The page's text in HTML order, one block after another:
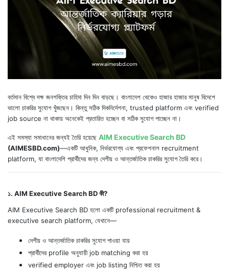
বর্তমান বিশ্বে দক্ষ জনশক্তির চাহিদা দিন দিন বাড়ছে। বাংলাদেশ থেকেও হাজার হাজার মানুষ বিদেশে
ভালো চাকরির সুযোগ খুঁজছেন। কিন্তু সঠিক দিকনির্দেশনা, trusted platform এবং verified
job source না থাকায় অনেকেই প্রতারিত হচ্ছেন বা সঠিক সুযোগ পাচ্ছেন না।
এই সমস্যা সমাধানের জন্যই তৈরি হয়েছে AIM Executive Search BD
(AIMESBD.com)—একটি আধুনিক, নির্ভরযোগ্য এবং প্রফেশনাল recruitment
platform, যা বাংলাদেশি প্রার্থীদের জন্য দেশীয় ও আন্তর্জাতিক চাকরির সুযোগ তৈরি করে।
১. AIM Executive Search BD কী?
AIM Executive Search BD হলো একটি professional recruitment &
executive search platform, যেখানে—
দেশীয় ও আন্তর্জাতিক চাকরির সুযোগ পাওয়া যায়
প্রার্থীদের profile অনুযায়ী job matching করা হয়
verified employer এবং job listing নিশ্চিত করা হয়